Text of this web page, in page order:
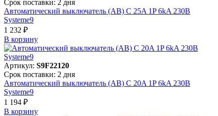
Срок поставки: 2 дня
Автоматический выключатель (АВ) C 25A 1P 6kA 230В
Systeme9
1 232 ₽
В корзинy
Артикул: S9F22120
Срок поставки: 2 дня
Автоматический выключатель (АВ) C 20A 1P 6kA 230В
Systeme9
1 194 ₽
В корзинy